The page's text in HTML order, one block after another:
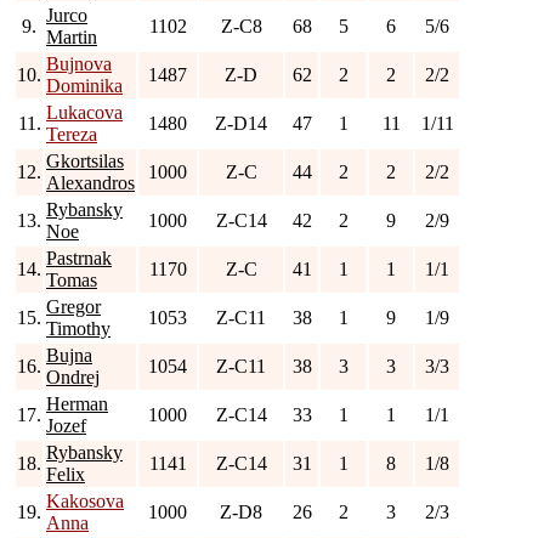
9.
Jurco
Martin
1102 Z-C8 68 5 6 5/6
10.
Bujnova
Dominika
1487 Z-D 62 2 2 2/2
11.
Lukacova
Tereza
1480 Z-D14 47 1 11 1/11
12.
Gkortsilas
Alexandros
1000 Z-C 44 2 2 2/2
13.
Rybansky
Noe
1000 Z-C14 42 2 9 2/9
14.
Pastrnak
Tomas
1170 Z-C 41 1 1 1/1
15.
Gregor
Timothy
1053 Z-C11 38 1 9 1/9
16.
Bujna
Ondrej
1054 Z-C11 38 3 3 3/3
17.
Herman
Jozef
1000 Z-C14 33 1 1 1/1
18.
Rybansky
Felix
1141 Z-C14 31 1 8 1/8
19.
Kakosova
Anna
1000 Z-D8 26 2 3 2/3